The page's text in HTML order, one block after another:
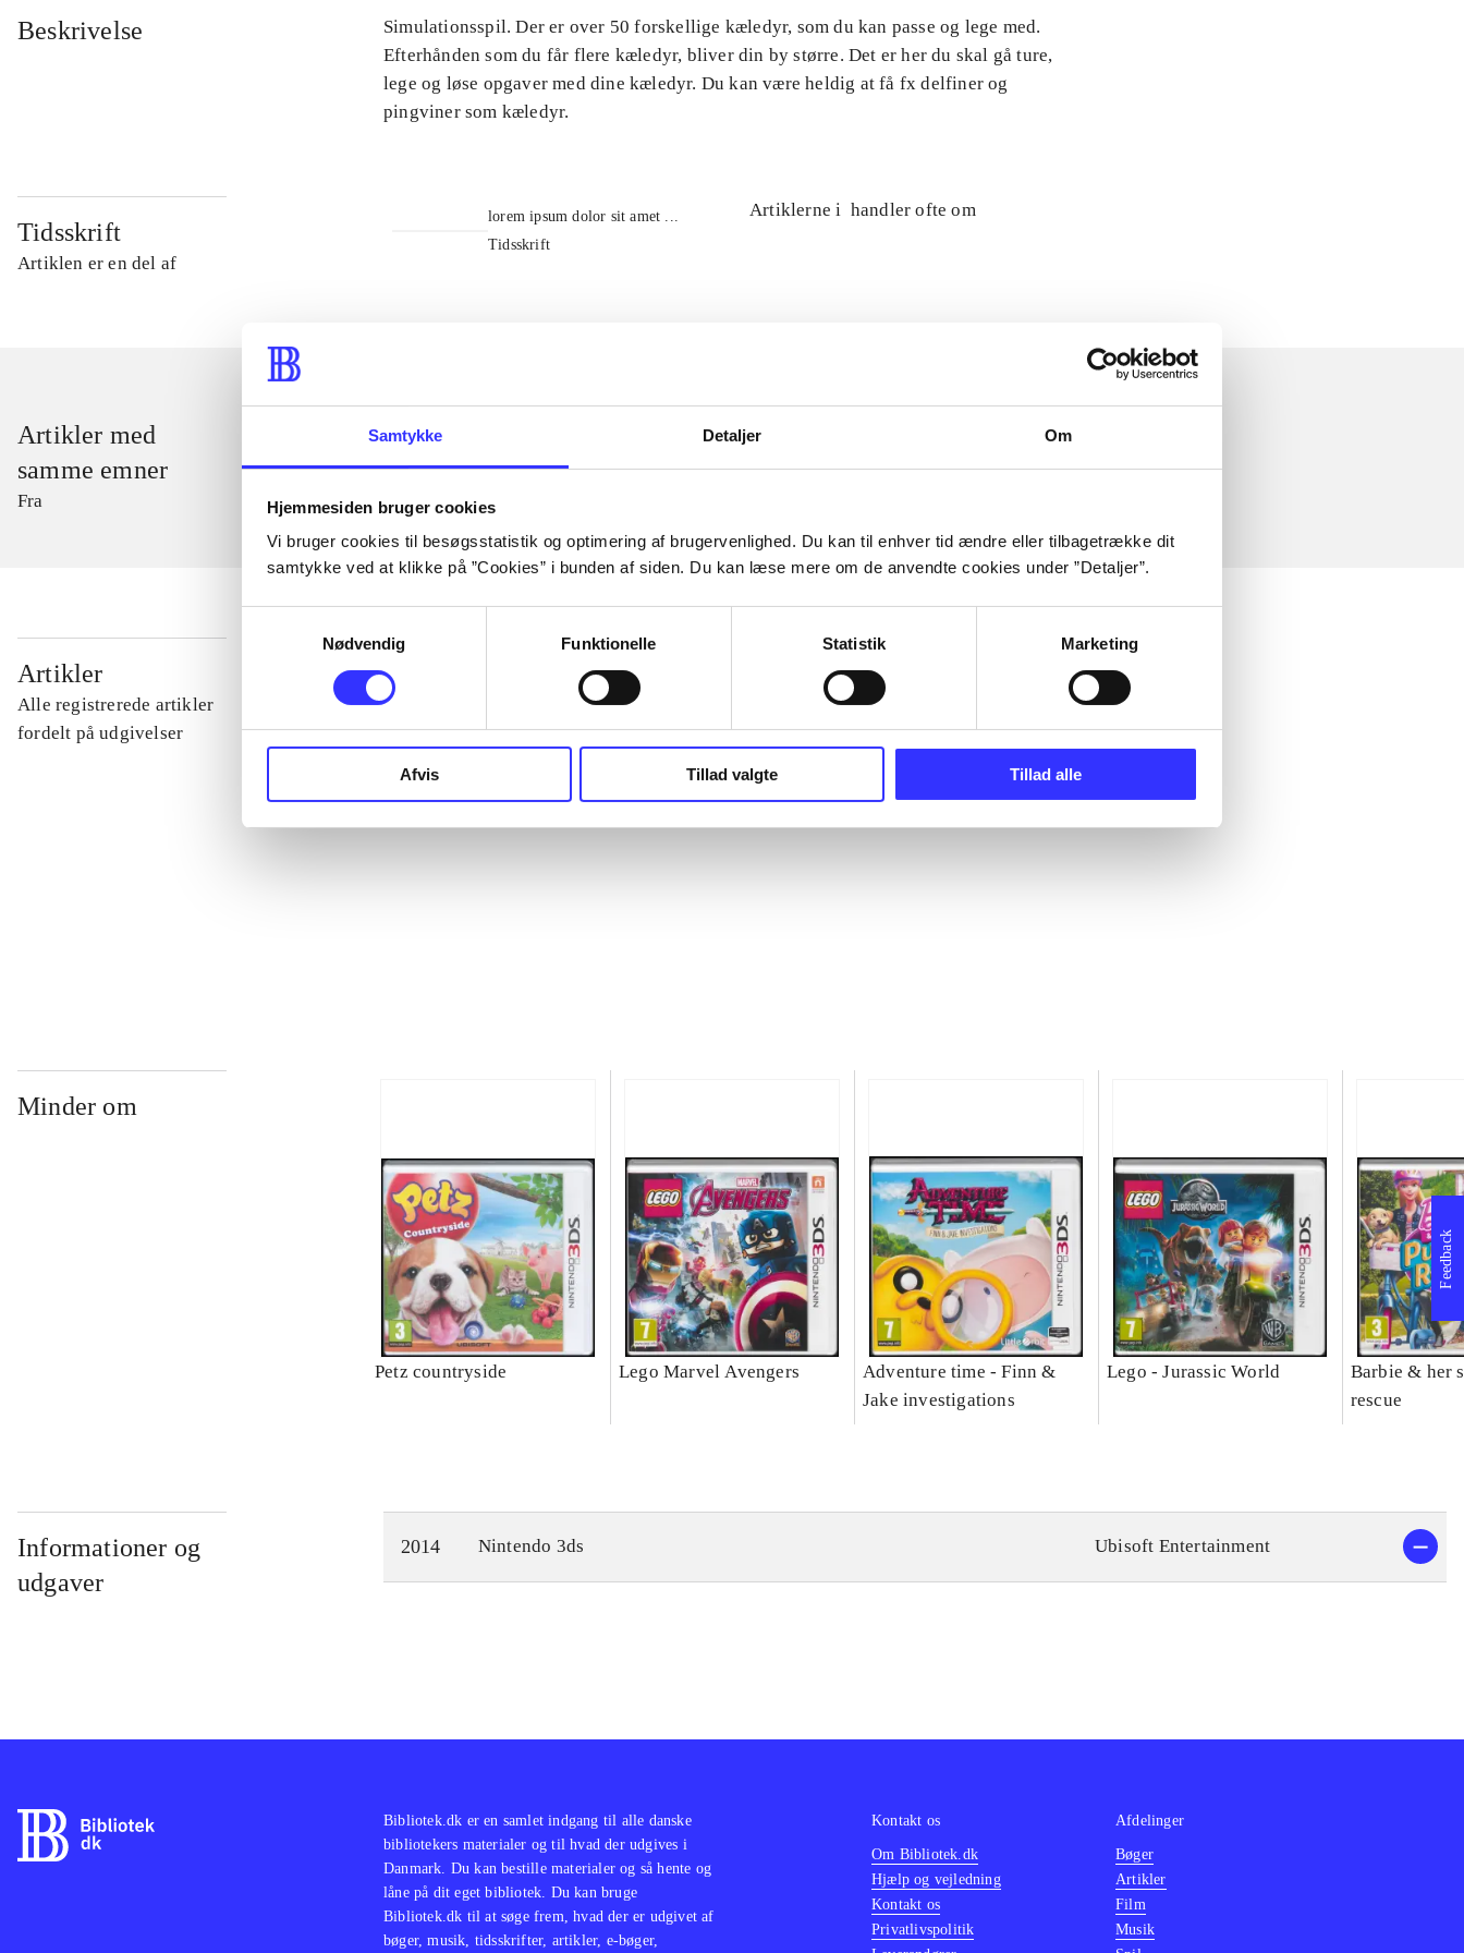
Samtykke Detaljer Om
Hjemmesiden bruger cookies
Vi bruger cookies til besøgsstatistik og optimering af brugervenlighed. Du kan til enhver tid ændre eller tilbagetrække dit
samtykke ved at klikke på ”Cookies” i bunden af siden. Du kan læse mere om de anvendte cookies under ”Detaljer”.
Nødvendig
Funktionelle Statistik Marketing
Afvis Tillad valgte Tillad alle
Beskrivelse
Simulationsspil. Der er over 50 forskellige kæledyr, som du kan passe og lege med.
Efterhånden som du får flere kæledyr, bliver din by større. Det er her du skal gå ture,
lege og løse opgaver med dine kæledyr. Du kan være heldig at få fx delfiner og
pingviner som kæledyr.
Tidsskrift
Artiklen er en del af
lorem ipsum dolor sit amet ...
Tidsskrift
Artiklerne i handler ofte om
Artikler med
samme emner
Fra
Artikler
Alle registrerede artikler
fordelt på udgivelser
...
...
...
Minder om
Petz countryside Lego Marvel Avengers
Adventure time - Finn &
Jake investigations
Lego - Jurassic World
Barbie & her
rescue
Informationer og
udgaver
2014 Nintendo 3ds Ubisoft Entertainment
Feedback
Bibliotek.dk er en samlet indgang til alle danske
bibliotekers materialer og til hvad der udgives i
Danmark. Du kan bestille materialer og så hente og
låne på dit eget bibliotek. Du kan bruge
Bibliotek.dk til at søge frem, hvad der er udgivet af
bøger, musik, tidsskrifter, artikler, e-bøger,
Kontakt os
Om Bibliotek.dk
Hjælp og vejledning
Kontakt os
Privatlivspolitik
Afdelinger
Bøger
Artikler
Film
Musik